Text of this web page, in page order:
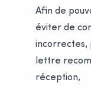
Afin de
éviter de
incorrectes,
lettre
réception,